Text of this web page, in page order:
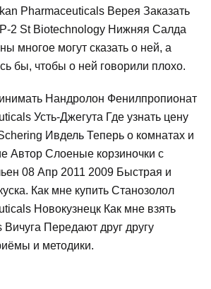
Pharmaceuticals Верея Заказать
2 St Biotechnology Нижняя Салда
многое могут сказать о ней, а
бы, чтобы о ней говорили плохо.
Нандролон Фенилпропионат
Усть-Джегута Где узнать цену
Ивдель Теперь о комнатах и
Автор Слоеные корзиночки с
08 Апр 2011 2009 Быстрая и
Как мне купить Станозолол
Новокузнецк Как мне взять
Передают друг другу
и методики.